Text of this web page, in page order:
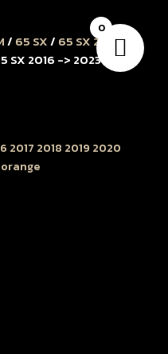
/ 65 SX/ 65 SX 2016 à
SX 2016 -> 2023 Kit
0